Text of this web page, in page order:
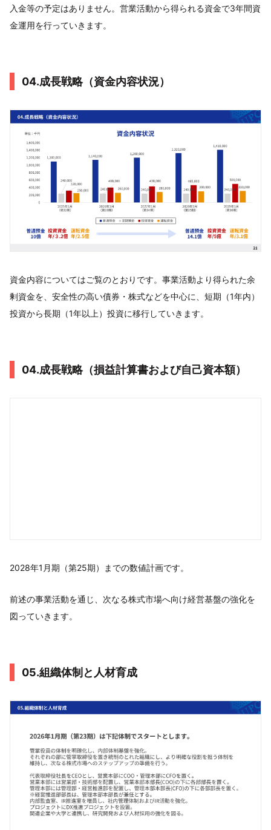
入金等の予定はありません。営業活動から得られる資金で3年間資
金運用を行っていきます。
04.成長戦略（資金内容状況）
資金内容についてはご覧のとおりです。事業活動より得られた余
剰資金を、安全性の高い債券・株式などを中心に、短期（1年内）
投資から長期（1年以上）投資に移行していきます。
04.成長戦略（損益計算書および自己資本額）
2028年1月期（第25期）までの数値計画です。
前述の事業活動を通じ、次なる株式市場へ向け経営基盤の強化を
図っていきます。
05.組織体制と人材育成